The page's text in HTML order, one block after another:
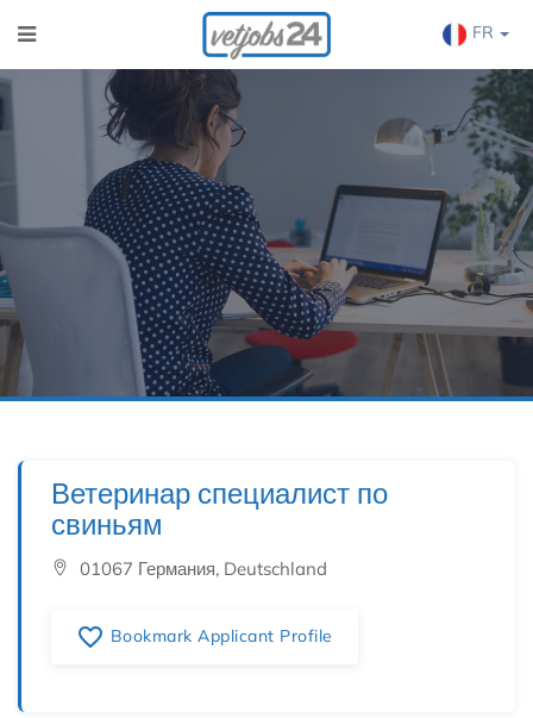
FR
Ветеринар специалист по
свиньям
01067 Германия, Deutschland
favorite_border Bookmark Applicant Profile